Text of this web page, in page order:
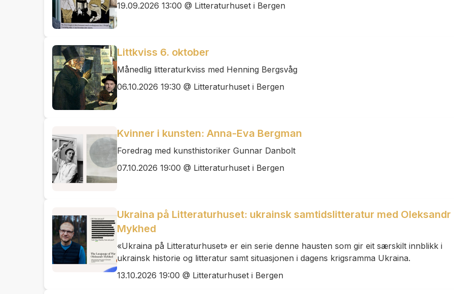
19.09.2026 13:00 @ Litteraturhuset i Bergen
Littkviss 6. oktober
Månedlig litteraturkviss med Henning Bergsvåg
06.10.2026 19:30 @ Litteraturhuset i Bergen
Kvinner i kunsten: Anna-Eva Bergman
Foredrag med kunsthistoriker Gunnar Danbolt
07.10.2026 19:00 @ Litteraturhuset i Bergen
Ukraina på Litteraturhuset: ukrainsk samtidslitteratur med Oleksandr
Mykhed
«Ukraina på Litteraturhuset» er ein serie denne hausten som gir eit særskilt innblikk i
ukrainsk historie og litteratur samt situasjonen i dagens krigsramma Ukraina.
13.10.2026 19:00 @ Litteraturhuset i Bergen